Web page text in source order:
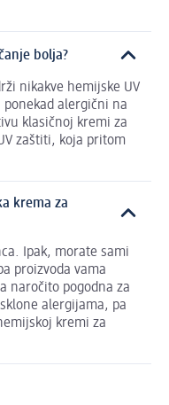
bolja?
nikakve hemijske UV
ponekad alergični na
klasičnoj kremi za
zaštiti, koja pritom
krema za
Ipak, morate sami
proizvoda vama
naročito pogodna za
alergijama, pa
kremi za